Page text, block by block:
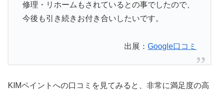
修理・リホームもされているとの事でしたので、
今後も引き続きお付き合いしたいです。
出展：Google口コミ
KIMペイントへの口コミを見てみると、非常に満足度の高